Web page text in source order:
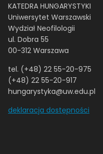
KATEDRA HUNGARYSTYKI
Uniwersytet Warszawski
Wydział Neofilologii
ul. Dobra 55
00-312 Warszawa
tel. (+48) 22 55-20-975
(+48) 22 55-20-917
hungarystyka@uw.edu.pl
deklaracja dostępności